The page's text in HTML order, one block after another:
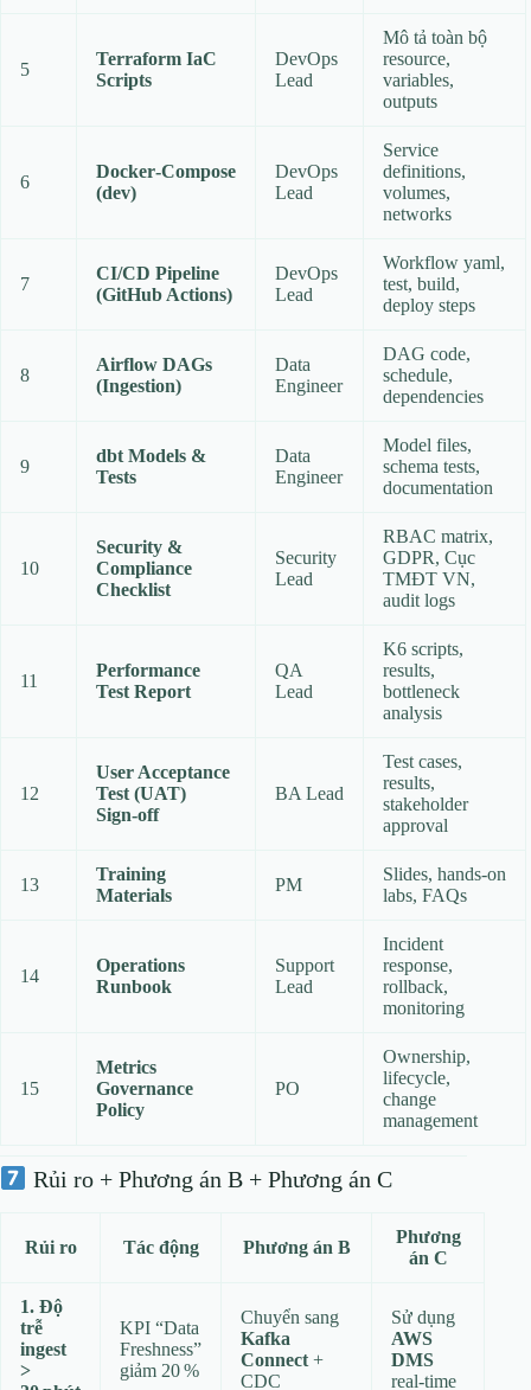
5
Terraform IaC
Scripts
DevOps
Lead
Mô tả toàn bộ
resource,
variables,
outputs
6
Docker‑Compose
(dev)
DevOps
Lead
Service
definitions,
volumes,
networks
7
CI/CD Pipeline
(GitHub Actions)
DevOps
Lead
Workflow yaml,
test, build,
deploy steps
8
Airflow DAGs
(Ingestion)
Data
Engineer
DAG code,
schedule,
dependencies
9
dbt Models &
Tests
Data
Engineer
Model files,
schema tests,
documentation
10
Security &
Compliance
Checklist
Security
Lead
RBAC matrix,
GDPR, Cục
TMĐT VN,
audit logs
11
Performance
Test Report
QA
Lead
K6 scripts,
results,
bottleneck
analysis
12
User Acceptance
Test (UAT)
Sign‑off
BA Lead
Test cases,
results,
stakeholder
approval
13
Training
Materials
PM
Slides, hands‑on
labs, FAQs
14
Operations
Runbook
Support
Lead
Incident
response,
rollback,
monitoring
15
Metrics
Governance
Policy
PO
Ownership,
lifecycle,
change
management
Rủi ro + Phương án B + Phương án C
Rủi ro Tác động Phương án B
Phương
án C
1. Độ
trễ
ingest
>
KPI “Data
Freshness”
giảm 20 %
Chuyển sang
Kafka
Connect +
CDC
Sử dụng
AWS
DMS
real‑time